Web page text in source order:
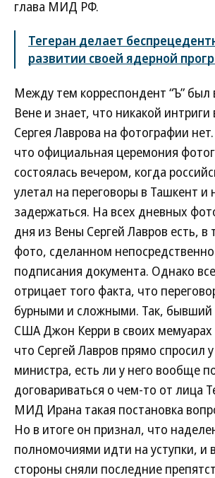
глава МИД РФ.
Тегеран делает
развитии своей ядерной
Между тем корреспондент “Ъ” был
Вене и знает, что никакой интриги
Сергея Лаврова на фотографии
что официальная церемония
состоялась вечером, когда
улетал на переговоры в Ташкент и
задержаться. На всех дневных
дня из Вены Сергей Лавров есть, в
фото, сделанном
подписания документа. Однако
отрицает того факта, что
бурными и сложными. Так, бывший
США Джон Керри в своих мемуарах
что Сергей Лавров прямо спросил
министра, есть ли у него вообще
договариваться о чем-то от лица
МИД Ирана такая постановка
Но в итоге он признал, что
полномочиями идти на уступки, и
стороны сняли последние